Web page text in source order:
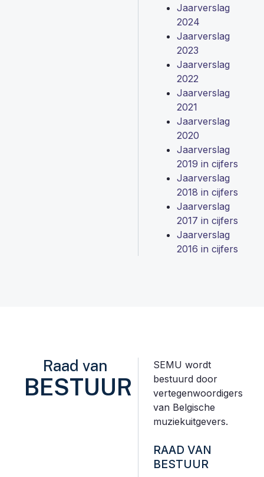
Jaarverslag
2024
Jaarverslag
2023
Jaarverslag
2022
Jaarverslag
2021
Jaarverslag
2020
Jaarverslag
2019 in cijfers
Jaarverslag
2018 in cijfers
Jaarverslag
2017 in cijfers
Jaarverslag
2016 in cijfers
Raad van
BESTUUR
SEMU wordt
bestuurd door
vertegenwoordigers
van Belgische
muziekuitgevers.
RAAD VAN
BESTUUR